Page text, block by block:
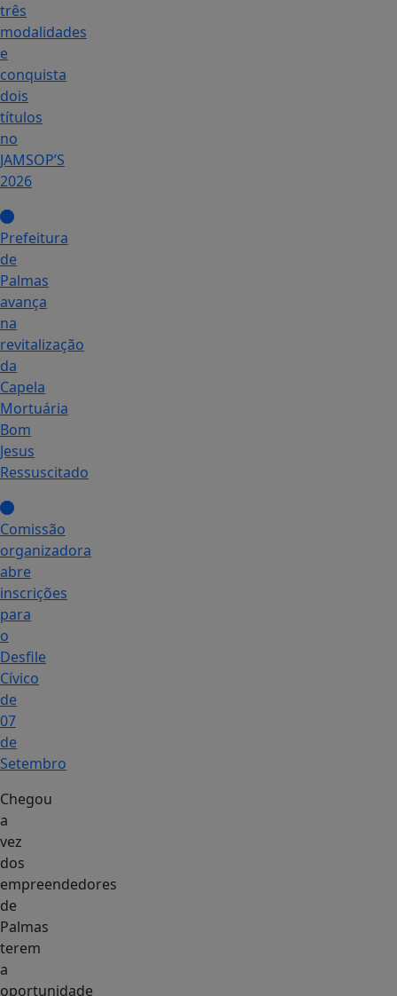
três
modalidades
e
conquista
dois
títulos
no
JAMSOP’S
2026
Prefeitura
de
Palmas
avança
na
revitalização
da
Capela
Mortuária
Bom
Jesus
Ressuscitado
Comissão
organizadora
abre
inscrições
para
o
Desfile
Cívico
de
07
de
Setembro
Chegou
a
vez
dos
empreendedores
de
Palmas
terem
a
oportunidade